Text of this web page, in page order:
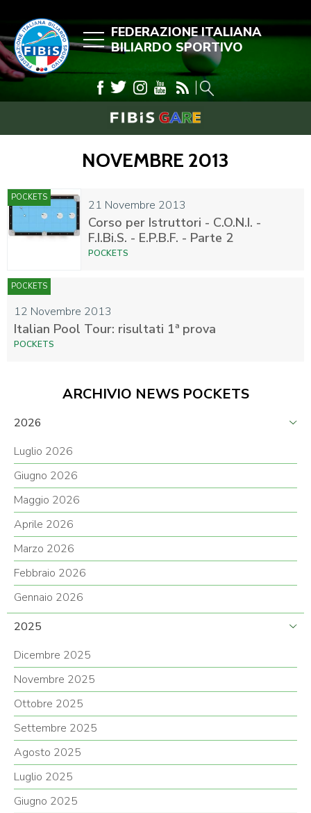
FEDERAZIONE ITALIANA
BILIARDO SPORTIVO
NOVEMBRE 2013
21 Novembre 2013
POCKETS
Corso per Istruttori - C.O.N.I. -
F.I.Bi.S. - E.P.B.F. - Parte 2
POCKETS
12 Novembre 2013
POCKETS
Italian Pool Tour: risultati 1ª prova
POCKETS
ARCHIVIO NEWS POCKETS
2026
Luglio 2026
Giugno 2026
Maggio 2026
Aprile 2026
Marzo 2026
Febbraio 2026
Gennaio 2026
2025
Dicembre 2025
Novembre 2025
Ottobre 2025
Settembre 2025
Agosto 2025
Luglio 2025
Giugno 2025